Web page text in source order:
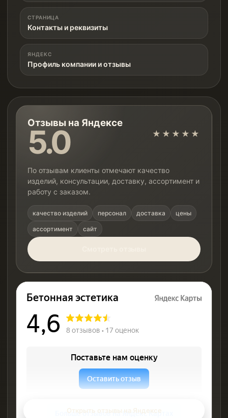
СТРАНИЦА
Контакты и реквизиты
ЯНДЕКС
Профиль компании и отзывы
Отзывы на Яндексе
5.0 ★★★★★
По отзывам клиенты отмечают качество
изделий, консультации, доставку, ассортимент и
работу с заказом.
качество изделий персонал доставка цены
ассортимент сайт